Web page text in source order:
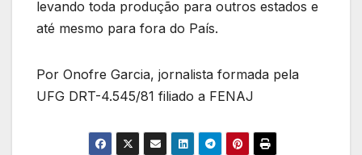
levando toda produção para outros estados e
até mesmo para fora do País.
Por Onofre Garcia, jornalista formada pela
UFG DRT-4.545/81 filiado a FENAJ